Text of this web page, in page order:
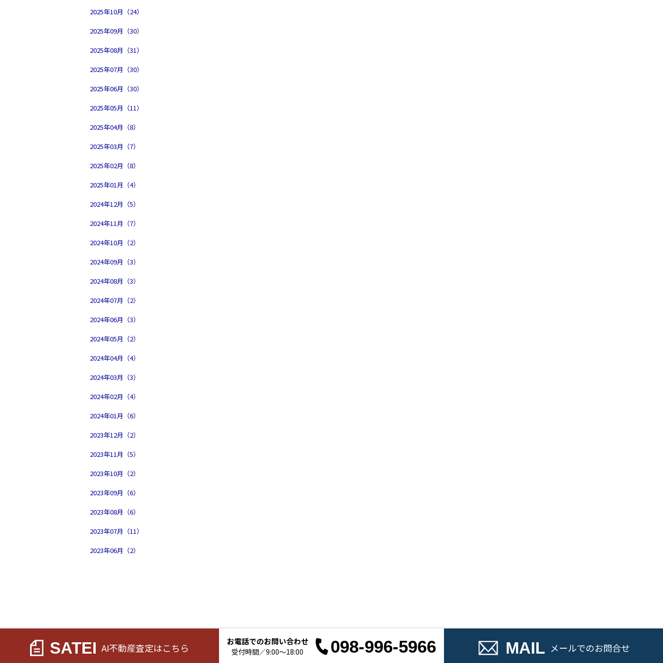
2025年10月（24）
2025年09月（30）
2025年08月（31）
2025年07月（30）
2025年06月（30）
2025年05月（11）
2025年04月（8）
2025年03月（7）
2025年02月（8）
2025年01月（4）
2024年12月（5）
2024年11月（7）
2024年10月（2）
2024年09月（3）
2024年08月（3）
2024年07月（2）
2024年06月（3）
2024年05月（2）
2024年04月（4）
2024年03月（3）
2024年02月（4）
2024年01月（6）
2023年12月（2）
2023年11月（5）
2023年10月（2）
2023年09月（6）
2023年08月（6）
2023年07月（11）
2023年06月（2）
SATEI AI不動産査定はこちら
お電話でのお問い合わせ
受付時間／9:00～18:00 098-996-5966 MAIL メールでのお問合せ
お電話でのお問い合わせ